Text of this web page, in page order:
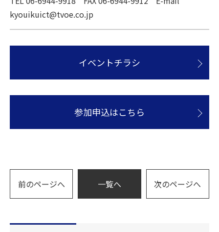
kyouikuict@tvoe.co.jp
イベントチラシ
参加申込はこちら
前のページへ 一覧へ 次のページへ